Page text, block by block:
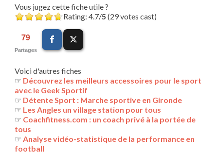
Vous jugez cette fiche utile ?
Rating: 4.7/5 (29 votes cast)
79
Partages
Voici d'autres fiches
☞ Découvrez les meilleurs accessoires pour le sport
avec le Geek Sportif
☞ Détente Sport : Marche sportive en Gironde
☞ Les Angles un village station pour tous
☞ Coachfitness.com : un coach privé à la portée de
tous
☞ Analyse vidéo-statistique de la performance en
football